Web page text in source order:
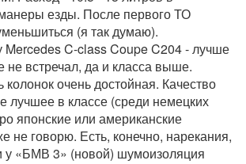
езды. После первого ТО
(я так думаю).
C-class Coupe C204 - лучше
не встречал, да и класса выше.
очень достойная. Качество
лучшее в классе (среди немецких
японские или американские
не говорю. Есть, конечно, нарекания,
у «БМВ 3» (новой) шумоизоляция